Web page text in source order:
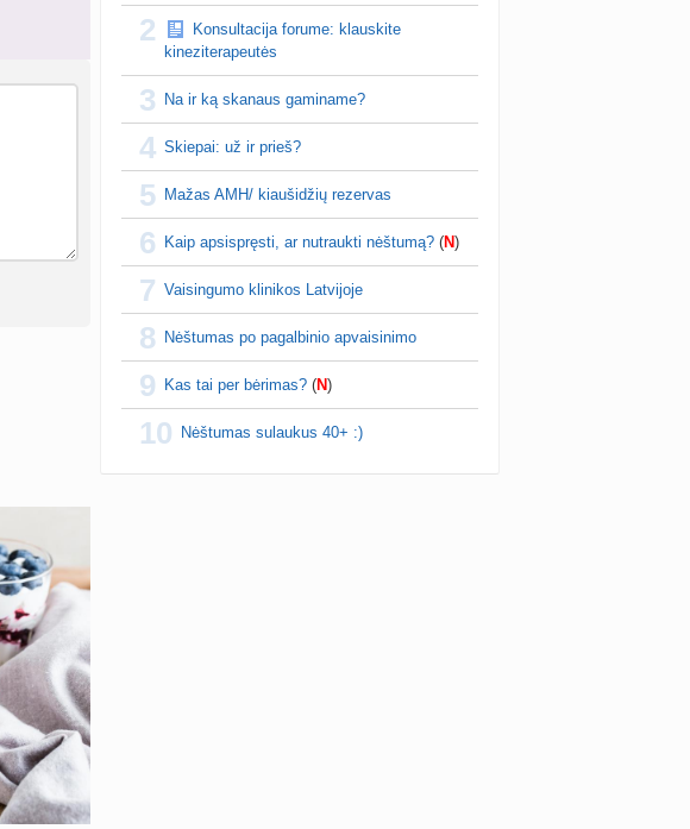
2
Konsultacija forume: klauskite
kineziterapeutės
3 Na ir ką skanaus gaminame?
4 Skiepai: už ir prieš?
5 Mažas AMH/ kiaušidžių rezervas
6 Kaip apsispręsti, ar nutraukti nėštumą? (N)
7 Vaisingumo klinikos Latvijoje
8 Nėštumas po pagalbinio apvaisinimo
9 Kas tai per bėrimas? (N)
10 Nėštumas sulaukus 40+ :)